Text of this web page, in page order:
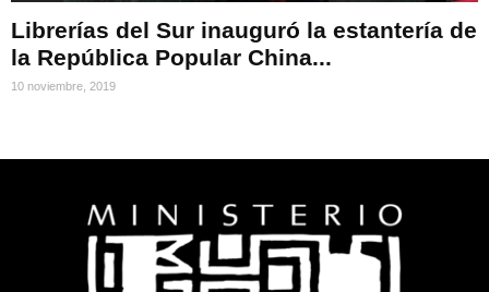
Librerías del Sur inauguró la estantería de
la República Popular China...
10 noviembre, 2019